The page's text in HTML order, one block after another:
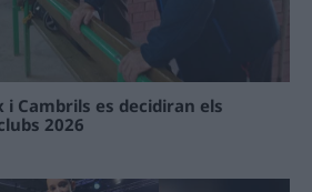
i Cambrils es decidiran els
2026